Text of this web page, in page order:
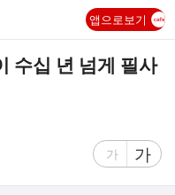
앱으로보기
수십 년 넘게 필사
글
가
글
자
가